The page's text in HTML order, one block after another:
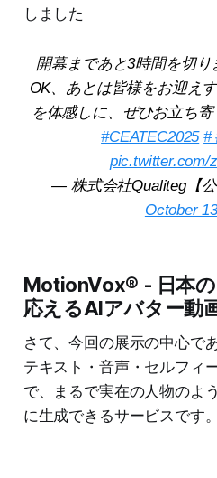
しました
開幕まであと3時間を切
OK、あとは皆様をお迎え
を体感しに、ぜひお立ち
#CEATEC2025 #
pic.twitter.com/
— 株式会社Qualiteg【
October
MotionVox® - 日本
応えるAIアバター動
さて、今回の展示の中心で
テキスト・音声・セルフィ
で、まるで実在の人物のよ
に生成できるサービスです。